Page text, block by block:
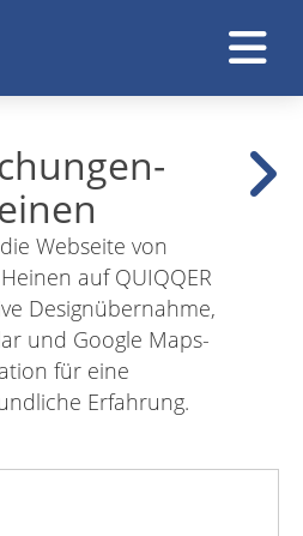
Webseite von
auf QUIQQER
Designübernahme,
und Google Maps-
für eine
Erfahrung.